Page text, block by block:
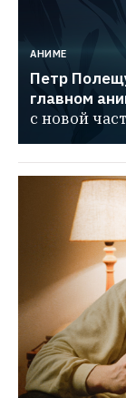
АНИМЕ
Петр
главном
с новой